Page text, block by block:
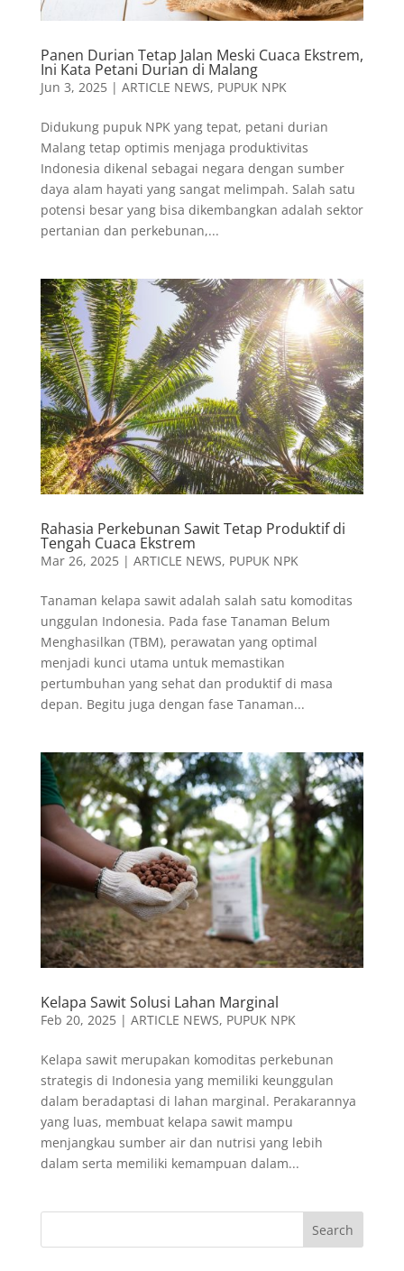
Panen Durian Tetap Jalan Meski Cuaca Ekstrem,
Ini Kata Petani Durian di Malang
Jun 3, 2025| ARTICLE NEWS, PUPUK NPK
Didukung pupuk NPK yang tepat, petani durian
Malang tetap optimis menjaga produktivitas
Indonesia dikenal sebagai negara dengan sumber
daya alam hayati yang sangat melimpah. Salah satu
potensi besar yang bisa dikembangkan adalah sektor
pertanian dan perkebunan,...
Rahasia Perkebunan Sawit Tetap Produktif di
Tengah Cuaca Ekstrem
Mar 26, 2025| ARTICLE NEWS, PUPUK NPK
Tanaman kelapa sawit adalah salah satu komoditas
unggulan Indonesia. Pada fase Tanaman Belum
Menghasilkan (TBM), perawatan yang optimal
menjadi kunci utama untuk memastikan
pertumbuhan yang sehat dan produktif di masa
depan. Begitu juga dengan fase Tanaman...
Kelapa Sawit Solusi Lahan Marginal
Feb 20, 2025| ARTICLE NEWS, PUPUK NPK
Kelapa sawit merupakan komoditas perkebunan
strategis di Indonesia yang memiliki keunggulan
dalam beradaptasi di lahan marginal. Perakarannya
yang luas, membuat kelapa sawit mampu
menjangkau sumber air dan nutrisi yang lebih
dalam serta memiliki kemampuan dalam...